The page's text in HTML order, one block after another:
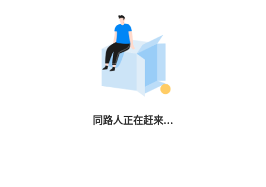
同路人正在赶来…